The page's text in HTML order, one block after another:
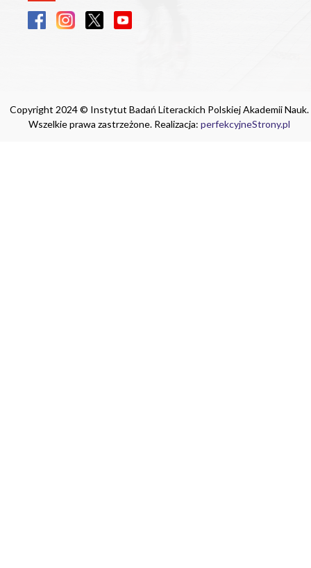
Copyright 2024 © Instytut Badań Literackich Polskiej Akademii Nauk.
Wszelkie prawa zastrzeżone. Realizacja: perfekcyjneStrony.pl